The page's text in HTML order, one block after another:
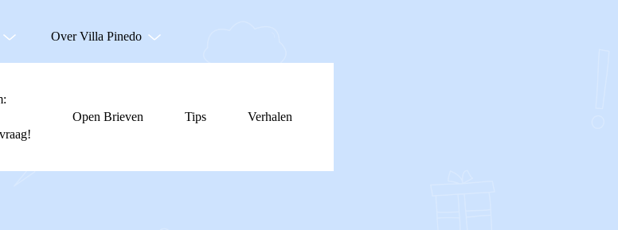
Over Villa Pinedo
Open Brieven Tips Verhalen